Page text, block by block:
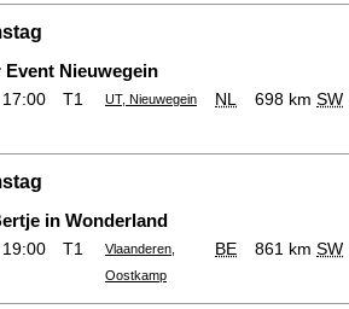
Nieuwegein
T1 UT, Nieuwegein NL 698 km SW
in Wonderland
T1
Vlaanderen,
Oostkamp
BE 861 km SW